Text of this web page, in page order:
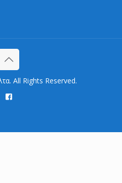
All Rights Reserved.